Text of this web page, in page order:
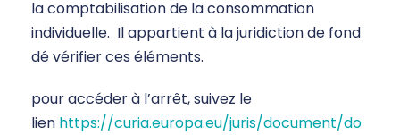
la comptabilisation de la consommation
individuelle. Il appartient à la juridiction de fond
dé vérifier ces éléments.
pour accéder à l’arrêt, suivez le
lien https://curia.europa.eu/juris/document/do